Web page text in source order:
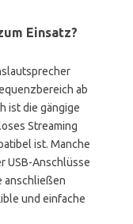
Einsatz?
ab
ist die gängige
Streaming
ist. Manche
USB-Anschlüsse
anschließen
und einfache